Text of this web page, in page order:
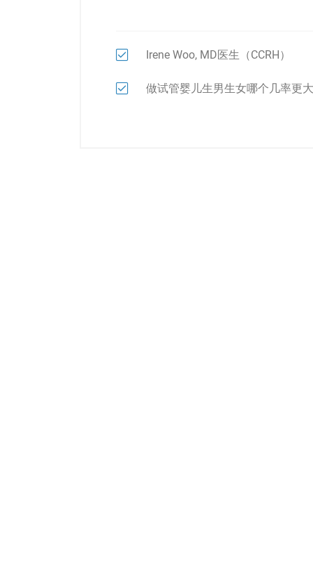
Irene Woo, MD医生（CCRH）
做试管婴儿生男生女哪个几率更